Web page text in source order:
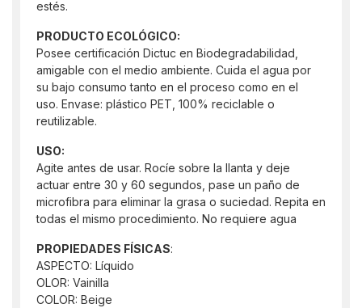
estés.
PRODUCTO ECOLÓGICO:
Posee certificación Dictuc en Biodegradabilidad,
amigable con el medio ambiente. Cuida el agua por
su bajo consumo tanto en el proceso como en el
uso. Envase: plástico PET, 100% reciclable o
reutilizable.
USO:
Agite antes de usar. Rocíe sobre la llanta y deje
actuar entre 30 y 60 segundos, pase un paño de
microfibra para eliminar la grasa o suciedad. Repita en
todas el mismo procedimiento. No requiere agua
PROPIEDADES FÍSICAS:
ASPECTO: Líquido
OLOR: Vainilla
COLOR: Beige